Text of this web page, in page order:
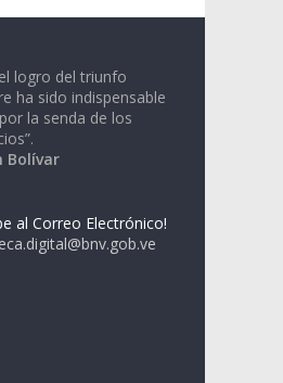
logro del triunfo
ha sido indispensable
la senda de los
Bolívar
al Correo Electrónico!